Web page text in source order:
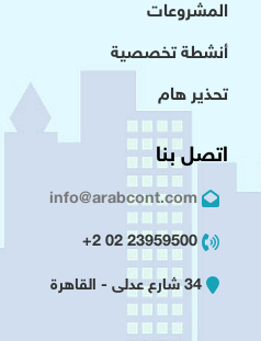
المشروعات
أنشطة تخصصية
تحذير هام
اتصل بنا
info@arabcont.com
23959500 02 2+
34 شارع عدلى - القاهرة